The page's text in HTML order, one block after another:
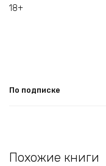
18+
По подписке
Похожие книги